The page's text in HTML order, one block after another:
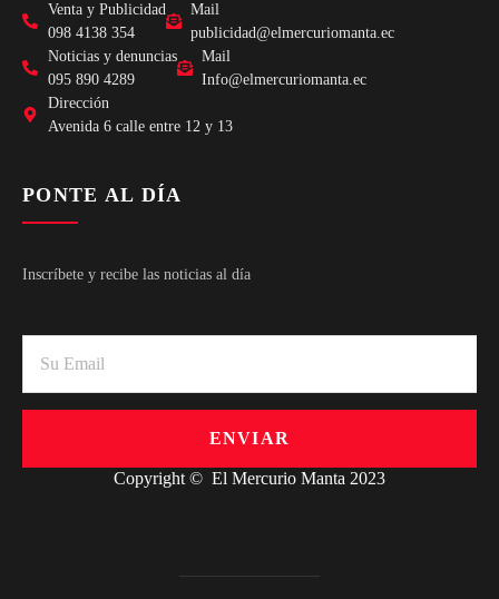
Venta y Publicidad
098 4138 354
Mail
publicidad@elmercuriomanta.ec
Noticias y denuncias
095 890 4289
Mail
Info@elmercuriomanta.ec
Dirección
Avenida 6 calle entre 12 y 13
PONTE AL DÍA
Inscríbete y recibe las noticias al día
ENVIAR
Copyright © El Mercurio Manta 2023